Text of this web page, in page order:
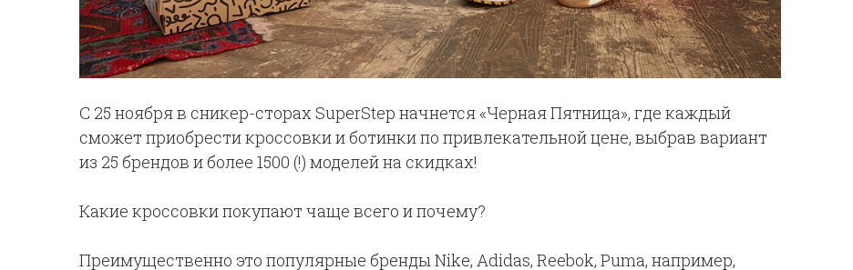
С 25 ноября в сникер-сторах SuperStep начнется «Черная Пятница», где каждый
сможет приобрести кроссовки и ботинки по привлекательной цене, выбрав вариант
из 25 брендов и более 1500 (!) моделей на скидках!
Какие кроссовки покупают чаще всего и почему?
Преимущественно это популярные бренды Nike, Adidas, Reebok, Puma, например,